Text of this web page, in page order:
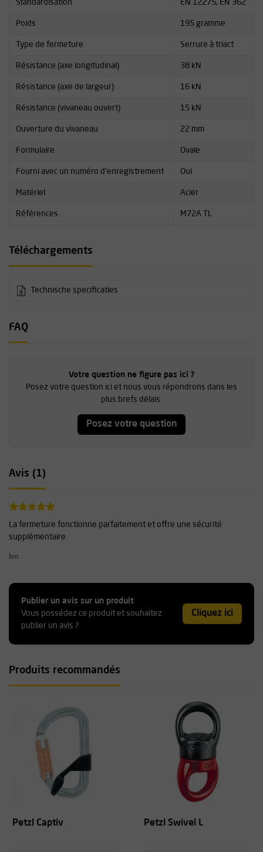
Standardisation EN 12275, EN 362
Poids 195 gramme
Type de fermeture Serrure à triact
Résistance (axe longitudinal) 38 kN
Résistance (axe de largeur) 16 kN
Résistance (vivaneau ouvert) 15 kN
Ouverture du vivaneau 22 mm
Formulaire Ovale
Fourni avec un numéro d'enregistrement Oui
Matériel Acier
Références M72A TL
Téléchargements
Technische specificaties
FAQ
Votre question ne figure pas ici ?
Posez votre question ici et nous vous répondrons dans les
plus brefs délais.
Posez votre question
Avis (1)
La fermeture fonctionne parfaitement et offre une sécurité
supplémentaire.
Ivo
Publier un avis sur un produit
Vous possédez ce produit et souhaitez
publier un avis ?
Cliquez ici
Produits recommandés
Petzl Captiv Petzl Swivel L